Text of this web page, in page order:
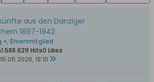
aus den Danziger
1897-1942
+, Ehrenmitglied
1.588.629 Hits0 Likes
15.05.2026, 18:15